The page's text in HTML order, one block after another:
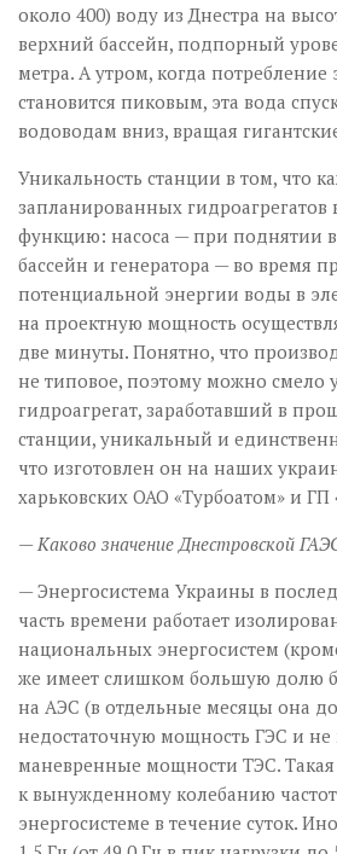
около 400) воду из Днестра на
верхний бассейн, подпорный
метра. А утром, когда потребление
становится пиковым, эта вода
водоводам вниз, вращая
Уникальность станции в том, что
запланированных
функцию: насоса — при поднятии
бассейн и генератора — во время
потенциальной энергии воды в
на проектную мощность
две минуты. Понятно, что
не типовое, поэтому можно смело
гидроагрегат, заработавший в
станции, уникальный и
что изготовлен он на наших
харьковских ОАО «Турбоатом» и
— Каково значение Днестровской
— Энергосистема Украины в
часть времени работает
национальных энергосистем
же имеет слишком большую долю
на АЭС (в отдельные месяцы она
недостаточную мощность ГЭС и не
маневренные мощности ТЭС.
к вынужденному колебанию
энергосистеме в течение суток.